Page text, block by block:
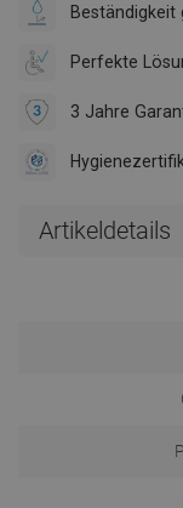
Perfekte
3 Jahre
Artikeldetails